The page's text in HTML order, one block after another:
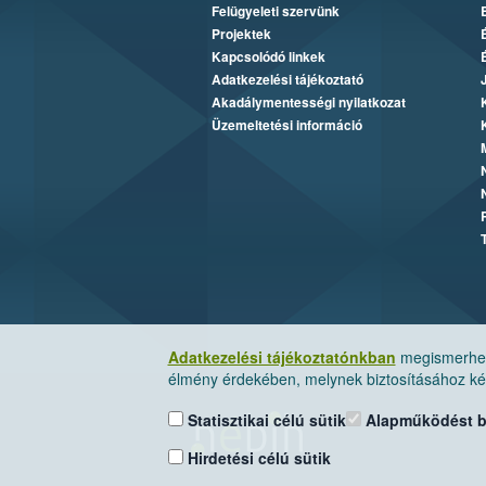
Adatkezelési tájékoztatónkban
élmény érdekében, melynek biztosításához
Statisztikai célú sütik
Hirdetési célú sütik
Alapműködést
Felügyeleti szervünk
Projektek
Kapcsolódó linkek
Adatkezelési tájékoztató
Akadálymentességi nyilatkozat
Üzemeltetési információ